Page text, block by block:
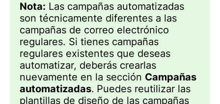
Nota: Las campañas automatizadas
son técnicamente diferentes a las
campañas de correo electrónico
regulares. Si tienes campañas
regulares existentes que deseas
automatizar, deberás crearlas
nuevamente en la sección Campañas
automatizadas. Puedes reutilizar las
plantillas de diseño de las campañas